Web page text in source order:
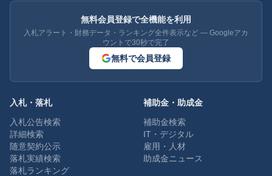
無料会員登録で全機能を利用
入札アラート・財務データ・ランキング全件表示など — Googleアカ
ウントで30秒で完了
無料で会員登録
入札・落札
入札公告検索
詳細検索
随意契約公示
落札実績検索
落札ランキング
補助金・助成金
補助金検索
IT・デジタル
雇用・人材
助成金ニュース